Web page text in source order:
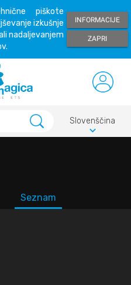
piškote
izkušnje
nadaljevanjem
INFORMACIJE
ZAPRI
Slovenščina
keyboard_arrow_down
Seznam